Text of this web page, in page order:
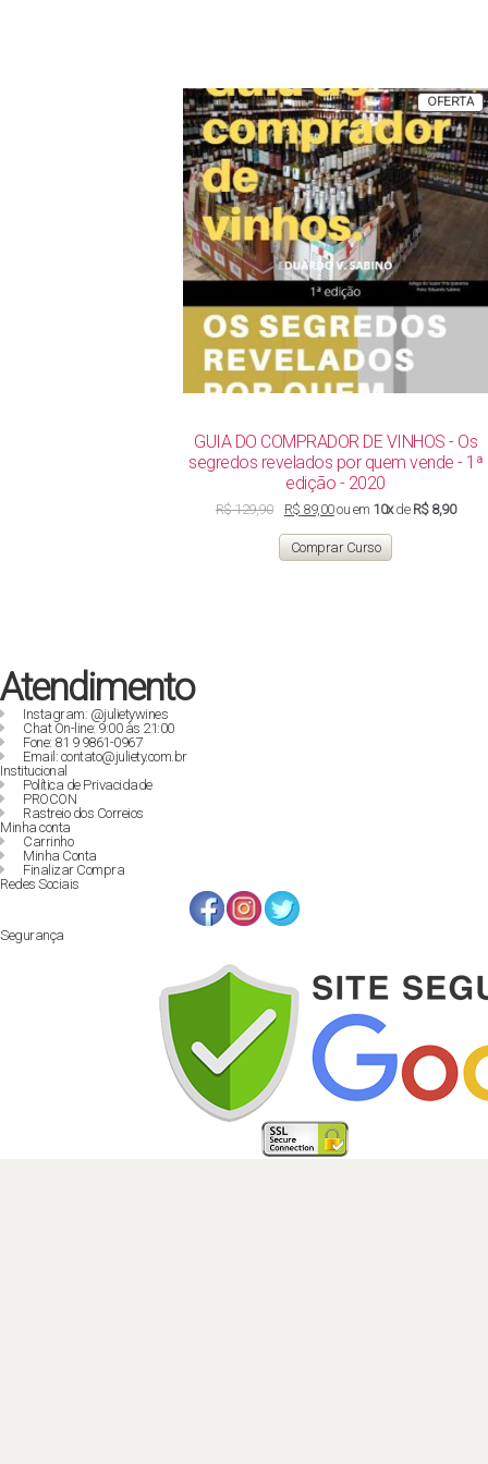
OFERTA
GUIA DO COMPRADOR DE VINHOS - Os
segredos revelados por quem vende - 1ª
edição - 2020
R$129,90
original
era:
R$ 129,90.
R$ 89,00O
atual
é:
R$ 89,00.
ou em 10xde R$ 8,90
Comprar Curso
Atendimento
Instagram: @julietywines
Chat On-line: 9:00 às 21:00
Fone: 81 9 9861-0967
Email: contato@juliety.com.br
Institucional
Política de Privacidade
PROCON
Rastreio dos Correios
Minha conta
Carrinho
Minha Conta
Finalizar Compra
Redes Sociais
Segurança